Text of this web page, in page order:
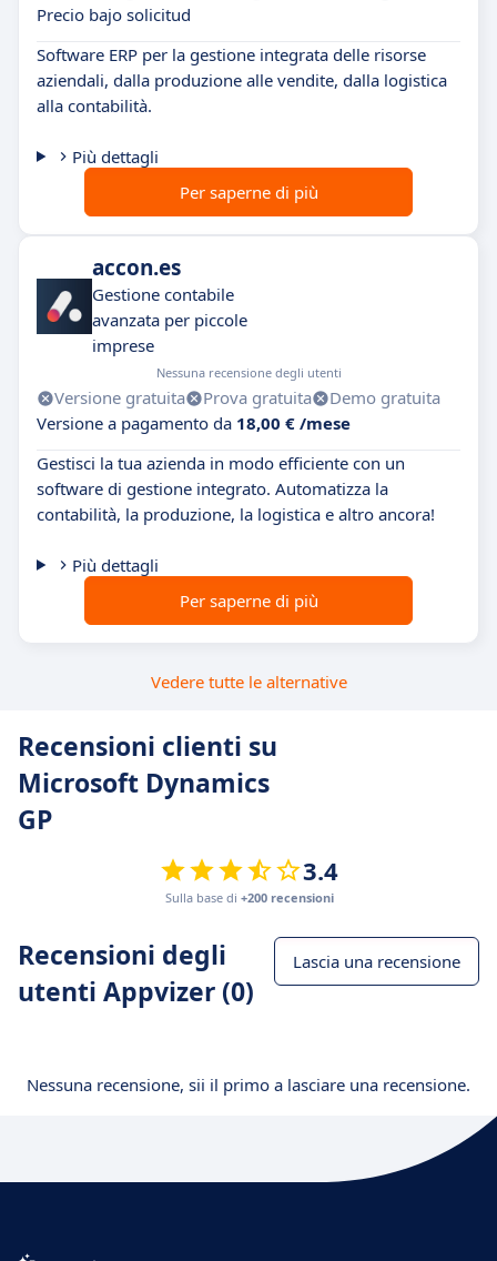
Precio bajo solicitud
Software ERP per la gestione integrata delle risorse
aziendali, dalla produzione alle vendite, dalla logistica
alla contabilità.
Più dettagli
Per saperne di più
accon.es
Gestione contabile
avanzata per piccole
imprese
Nessuna recensione degli utenti
Versione gratuita Prova gratuita
Demo gratuita
Versione a pagamento da 18,00 € /mese
Gestisci la tua azienda in modo efficiente con un
software di gestione integrato. Automatizza la
contabilità, la produzione, la logistica e altro ancora!
Più dettagli
Per saperne di più
Vedere tutte le alternative
Recensioni clienti su
Microsoft Dynamics
GP
3.4
Sulla base di +200 recensioni
Recensioni degli
utenti Appvizer (0)
Lascia una recensione
Nessuna recensione, sii il primo a lasciare una recensione.